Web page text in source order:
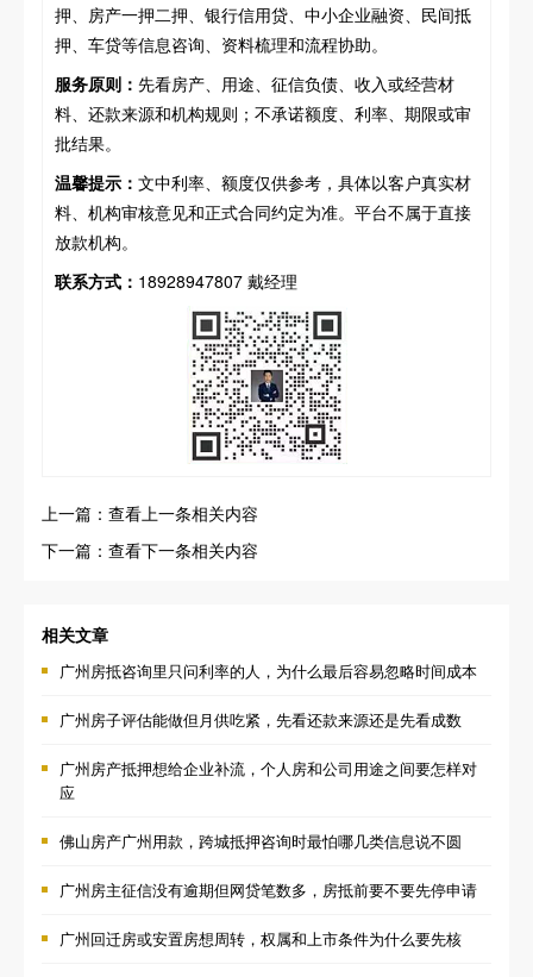
押、房产一押二押、银行信用贷、中小企业融资、民间抵
押、车贷等信息咨询、资料梳理和流程协助。
服务原则： 先看房产、用途、征信负债、收入或经营材
料、还款来源和机构规则；不承诺额度、利率、期限或审
批结果。
温馨提示： 文中利率、额度仅供参考，具体以客户真实材
料、机构审核意见和正式合同约定为准。平台不属于直接
放款机构。
联系方式： 18928947807 戴经理
上一篇：查看上一条相关内容
下一篇：查看下一条相关内容
相关文章
广州房抵咨询里只问利率的人，为什么最后容易忽略时间成本
广州房子评估能做但月供吃紧，先看还款来源还是先看成数
广州房产抵押想给企业补流，个人房和公司用途之间要怎样对
应
佛山房产广州用款，跨城抵押咨询时最怕哪几类信息说不圆
广州房主征信没有逾期但网贷笔数多，房抵前要不要先停申请
广州回迁房或安置房想周转，权属和上市条件为什么要先核